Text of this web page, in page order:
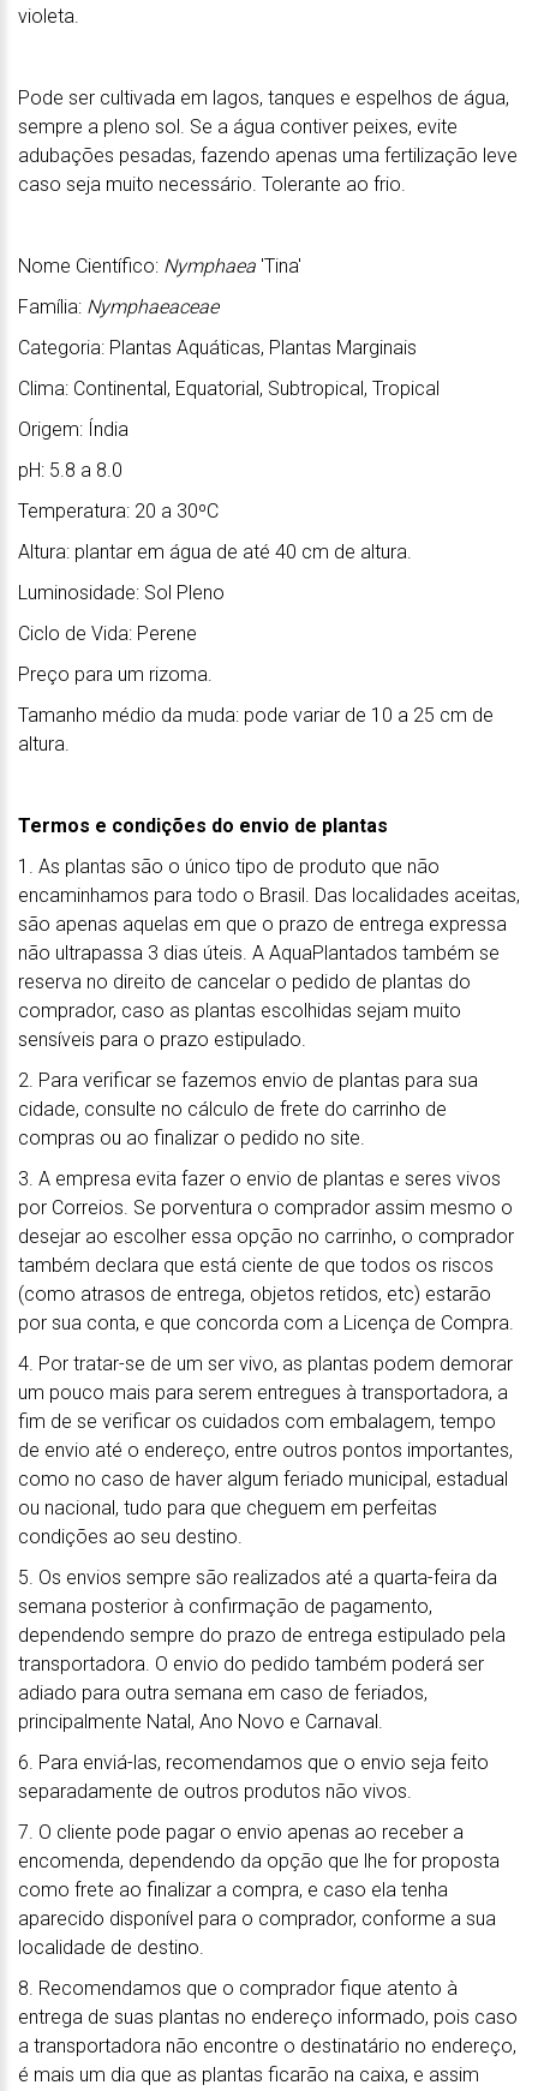
violeta.
Pode ser cultivada em lagos, tanques e espelhos de água,
sempre a pleno sol. Se a água contiver peixes, evite
adubações pesadas, fazendo apenas uma fertilização leve
caso seja muito necessário. Tolerante ao frio.
Nome Científico: Nymphaea 'Tina'
Família: Nymphaeaceae
Categoria: Plantas Aquáticas, Plantas Marginais
Clima: Continental, Equatorial, Subtropical, Tropical
Origem: Índia
pH: 5.8 a 8.0
Temperatura: 20 a 30ºC
Altura: plantar em água de até 40 cm de altura.
Luminosidade: Sol Pleno
Ciclo de Vida: Perene
Preço para um rizoma.
Tamanho médio da muda: pode variar de 10 a 25 cm de
altura.
Termos e condições do envio de plantas
1. As plantas são o único tipo de produto que não
encaminhamos para todo o Brasil. Das localidades aceitas,
são apenas aquelas em que o prazo de entrega expressa
não ultrapassa 3 dias úteis. A AquaPlantados também se
reserva no direito de cancelar o pedido de plantas do
comprador, caso as plantas escolhidas sejam muito
sensíveis para o prazo estipulado.
2. Para verificar se fazemos envio de plantas para sua
cidade, consulte no cálculo de frete do carrinho de
compras ou ao finalizar o pedido no site.
3. A empresa evita fazer o envio de plantas e seres vivos
por Correios. Se porventura o comprador assim mesmo o
desejar ao escolher essa opção no carrinho, o comprador
também declara que está ciente de que todos os riscos
(como atrasos de entrega, objetos retidos, etc) estarão
por sua conta, e que concorda com a Licença de Compra.
4. Por tratar-se de um ser vivo, as plantas podem demorar
um pouco mais para serem entregues à transportadora, a
fim de se verificar os cuidados com embalagem, tempo
de envio até o endereço, entre outros pontos importantes,
como no caso de haver algum feriado municipal, estadual
ou nacional, tudo para que cheguem em perfeitas
condições ao seu destino.
5. Os envios sempre são realizados até a quarta-feira da
semana posterior à confirmação de pagamento,
dependendo sempre do prazo de entrega estipulado pela
transportadora. O envio do pedido também poderá ser
adiado para outra semana em caso de feriados,
principalmente Natal, Ano Novo e Carnaval.
6. Para enviá-las, recomendamos que o envio seja feito
separadamente de outros produtos não vivos.
7. O cliente pode pagar o envio apenas ao receber a
encomenda, dependendo da opção que lhe for proposta
como frete ao finalizar a compra, e caso ela tenha
aparecido disponível para o comprador, conforme a sua
localidade de destino.
8. Recomendamos que o comprador fique atento à
entrega de suas plantas no endereço informado, pois caso
a transportadora não encontre o destinatário no endereço,
é mais um dia que as plantas ficarão na caixa, e assim